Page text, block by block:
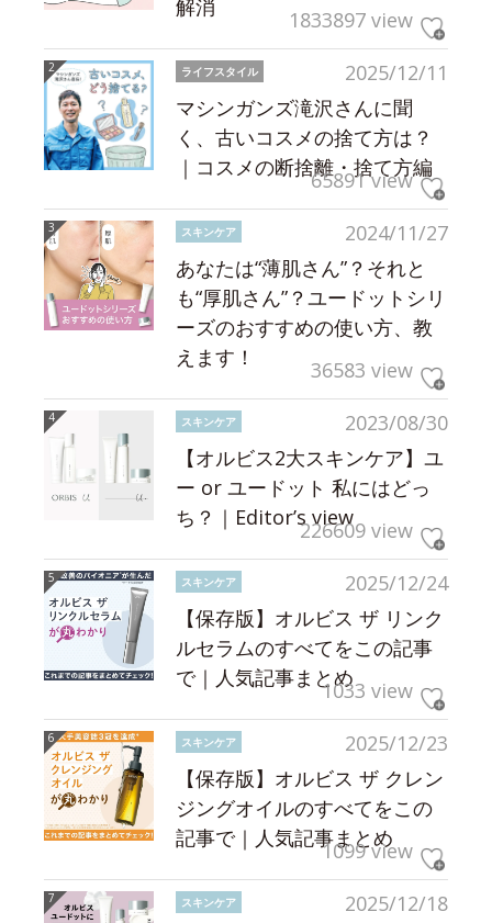
解消
1833897 view
2025/12/11
ライフスタイル
マシンガンズ滝沢さんに聞
く、古いコスメの捨て方は？
｜コスメの断捨離・捨て方編
65891 view
2024/11/27
スキンケア
あなたは“薄肌さん”？それと
も“厚肌さん”？ユードットシリ
ーズのおすすめの使い方、教
えます！
36583 view
2023/08/30
スキンケア
【オルビス2大スキンケア】ユ
ー or ユードット 私にはどっ
ち？｜Editor’s view226609 view
2025/12/24
スキンケア
【保存版】オルビス ザ リンク
ルセラムのすべてをこの記事
で｜人気記事まとめ1033 view
2025/12/23
スキンケア
【保存版】オルビス ザ クレン
ジングオイルのすべてをこの
記事で｜人気記事まとめ
1099 view
2025/12/18
スキンケア